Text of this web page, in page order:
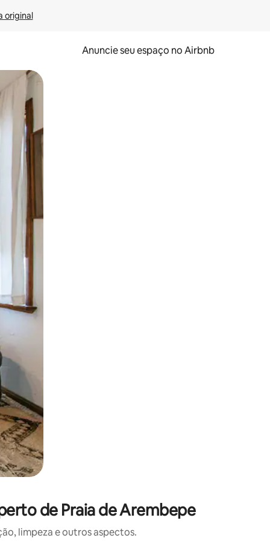
original
Anuncie seu espaço no Airbnb
o dedo na tela.
de Praia de Arembepe
limpeza e outros aspectos.